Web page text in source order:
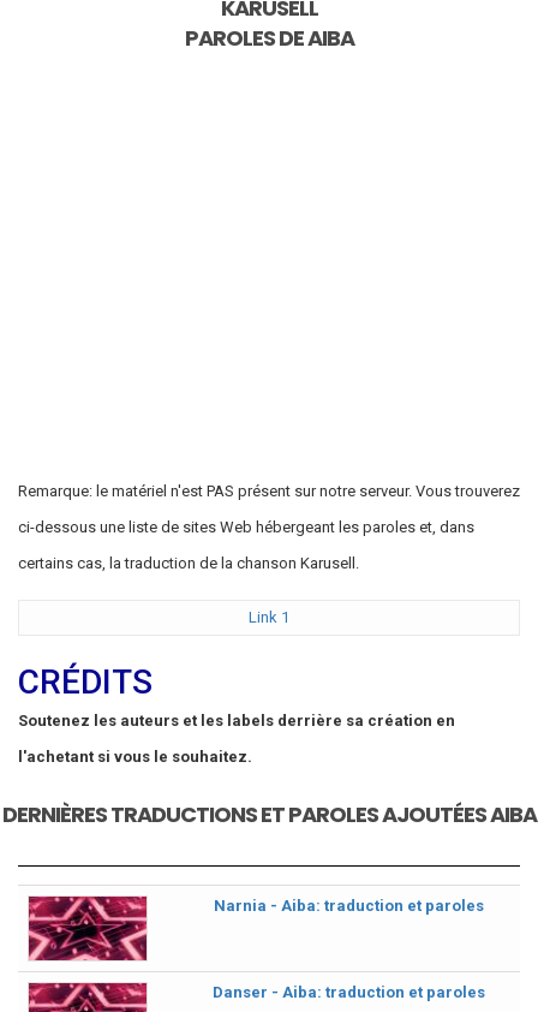
KARUSELL
PAROLES DEAIBA
Remarque: le matériel n'est PAS présent sur notre serveur. Vous trouverez
ci-dessous une liste de sites Web hébergeant les paroles et, dans
certains cas, la traduction de la chanson Karusell.
Link 1
CRÉDITS
Soutenez les auteurs et les labels derrière sa création en
l'achetant si vous le souhaitez.
DERNIÈRES TRADUCTIONS ET PAROLES AJOUTÉES AIBA
Narnia - Aiba: traduction et paroles
Danser - Aiba: traduction et paroles